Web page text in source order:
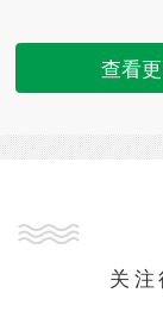
查看
关